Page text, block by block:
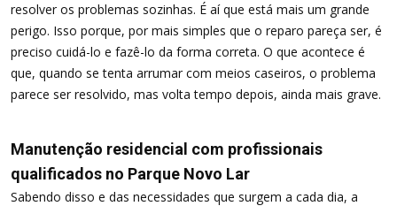
resolver os problemas sozinhas. É aí que está mais um grande
perigo. Isso porque, por mais simples que o reparo pareça ser, é
preciso cuidá-lo e fazê-lo da forma correta. O que acontece é
que, quando se tenta arrumar com meios caseiros, o problema
parece ser resolvido, mas volta tempo depois, ainda mais grave.
Manutenção residencial com profissionais
qualificados no Parque Novo Lar
Sabendo disso e das necessidades que surgem a cada dia, a